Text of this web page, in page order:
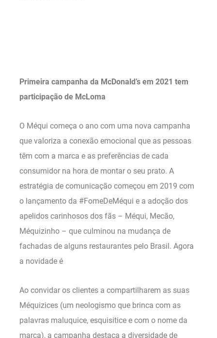
Primeira campanha da McDonald’s em 2021 tem
participação de McLoma
O Méqui começa o ano com uma nova campanha
que valoriza a conexão emocional que as pessoas
têm com a marca e as preferências de cada
consumidor na hora de montar o seu prato. A
estratégia de comunicação começou em 2019 com
o lançamento da #FomeDeMéqui e a adoção dos
apelidos carinhosos dos fãs – Méqui, Mecão,
Méquizinho – que culminou na mudança de
fachadas de alguns restaurantes pelo Brasil. Agora
a novidade é
Ao convidar os clientes a compartilharem as suas
Méquizices (um neologismo que brinca com as
palavras maluquice, esquisitice e com o nome da
marca), a campanha destaca a diversidade de